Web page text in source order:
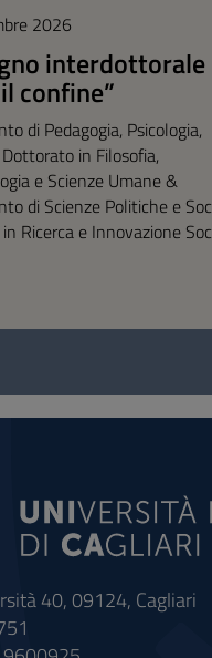
2026
interdottorale
confine”
di Pedagogia, Psicologia,
in Filosofia,
e Scienze Umane &
di Scienze Politiche e
Ricerca e Innovazione
40, 09124, Cagliari